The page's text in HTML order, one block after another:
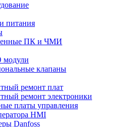
питания
ПК и ЧМИ
клапаны
ремонт плат
ремонт электроники
платы управления
HMI
Danfoss